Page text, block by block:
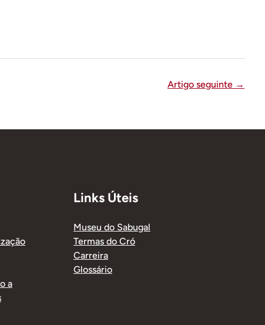
Artigo seguinte →
a
Links Úteis
Museu do Sabugal
Termas do Cró
Carreira
Glossário